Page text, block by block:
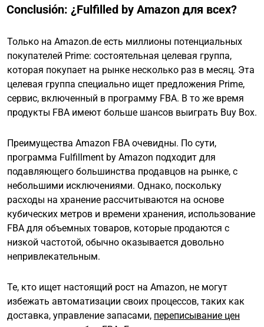
Conclusión: ¿Fulfilled by Amazon для всех?
Только на Amazon.de есть миллионы потенциальных
покупателей Prime: состоятельная целевая группа,
которая покупает на рынке несколько раз в месяц. Эта
целевая группа специально ищет предложения Prime,
сервис, включенный в программу FBA. В то же время
продукты FBA имеют больше шансов выиграть Buy Box.
Преимущества Amazon FBA очевидны. По сути,
программа Fulfillment by Amazon подходит для
подавляющего большинства продавцов на рынке, с
небольшими исключениями. Однако, поскольку
расходы на хранение рассчитываются на основе
кубических метров и времени хранения, использование
FBA для объемных товаров, которые продаются с
низкой частотой, обычно оказывается довольно
непривлекательным.
Те, кто ищет настоящий рост на Amazon, не могут
избежать автоматизации своих процессов, таких как
доставка, управление запасами, переписывание цен